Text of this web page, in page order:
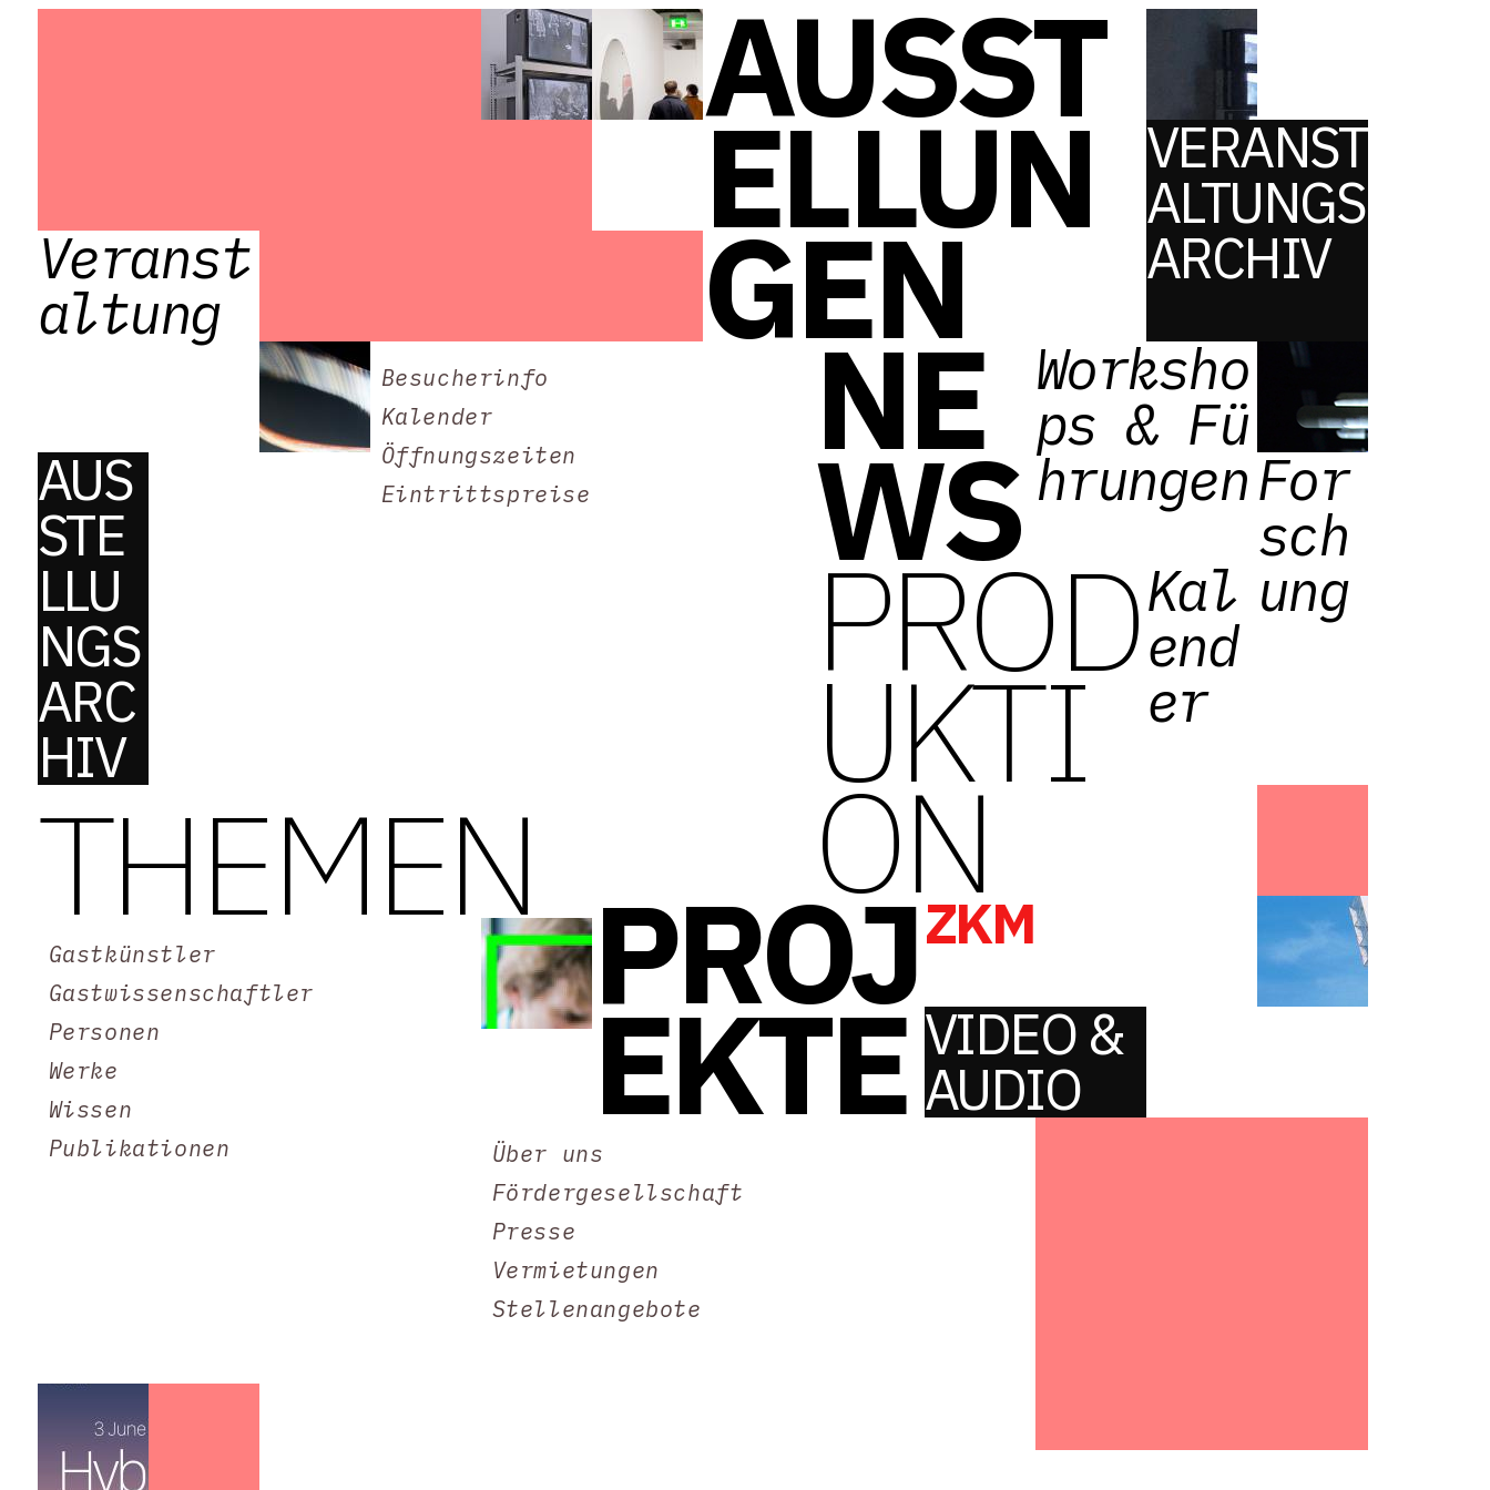
AUSST
ELLUN
GEN
VERANST
ALTUNGS
ARCHIV
Veranst
altung
Besucherinfo
Kalender
Öffnungszeiten
Eintrittspreise
NE
WS
Worksho
ps & Fü
hrungen
AUS
STE
LLU
NGS
ARC
HIV
PROD
UKTI
ON
THEMEN PROJ
EKTE
For
sch
ung
Kal
end
er
ZKM
Gastkünstler
Gastwissenschaftler
Personen
Werke
Wissen
Publikationen
VIDEO &
AUDIO
Über uns
Fördergesellschaft
Presse
Vermietungen
Stellenangebote